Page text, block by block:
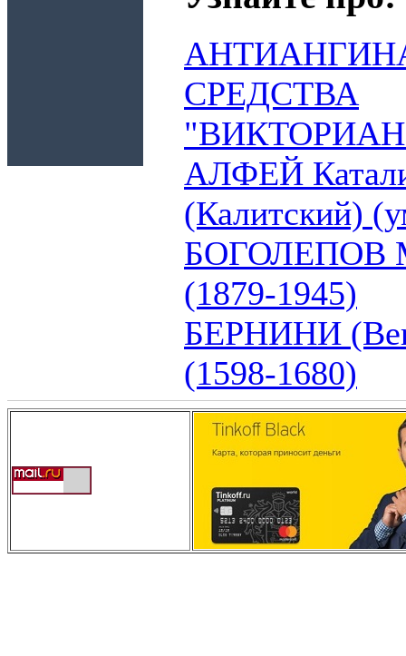
СРЕДСТВА
АЛФЕЙ
(Калитский)
БОГОЛЕПОВ
(1879-1945)
БЕРНИНИ
(1598-1680)